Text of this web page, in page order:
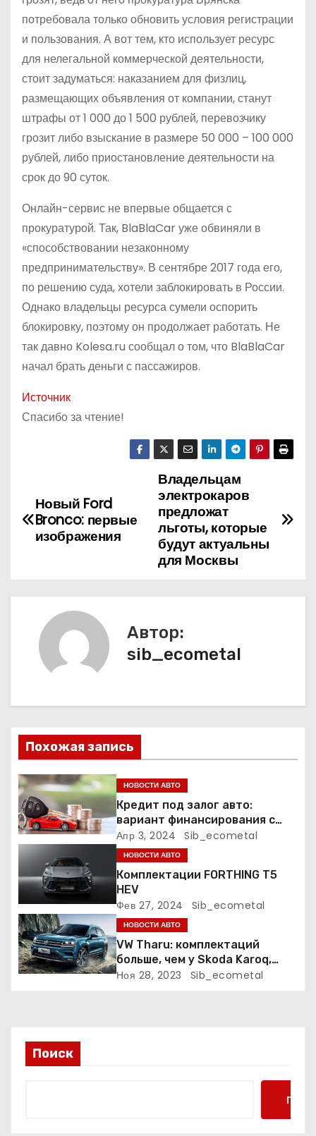
потребовала только обновить условия регистрации
и пользования. А вот тем, кто использует ресурс
для нелегальной коммерческой деятельности,
стоит задуматься: наказанием для физлиц,
размещающих объявления от компании, станут
штрафы от 1 000 до 1 500 рублей, перевозчику
грозит либо взыскание в размере 50 000 – 100 000
рублей, либо приостановление деятельности на
срок до 90 суток.
Онлайн-сервис не впервые общается с
прокуратурой. Так, BlaBlaCar уже обвиняли в
«способствовании незаконному
предпринимательству». В сентябре 2017 года его,
по решению суда, хотели заблокировать в России.
Однако владельцы ресурса сумели оспорить
блокировку, поэтому он продолжает работать. Не
так давно Kolesa.ru сообщал о том, что BlaBlaCar
начал брать деньги с пассажиров.
Источник
Спасибо за чтение!
а
г
п
о
з
а
п
и
с
я
Владельцам
электрокаров
предложат
льготы, которые
будут актуальны
для Москвы
Новый Ford
Bronco: первые
изображения
Автор:
sib_ecometal
Похожая запись
НОВОСТИ АВТО
Кредит под залог авто:
вариант финансирования с
меньшими рисками
Апр 3, 2024 Sib_ecometal
НОВОСТИ АВТО
Комплектации FORTHING T5
HEV
Фев 27, 2024 Sib_ecometal
НОВОСТИ АВТО
VW Tharu: комплектаций
больше, чем у Skoda Karoq,
цены – выше. Оба кросса
Ноя 28, 2023 Sib_ecometal
Поиск
Поиск